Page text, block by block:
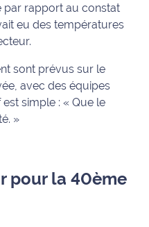
par rapport au constat
eu des températures
sont prévus sur le
avec des équipes
est simple :« Que le
»
pour la 40ème